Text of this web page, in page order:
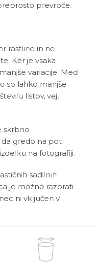
prevroče.
rastline in ne
Ker je vsaka
variacije. Med
so lahko manjše
listov, vej,
skrbno
gredo na pot
na fotografiji.
sadilnih
je možno razbrati
ni vključen v